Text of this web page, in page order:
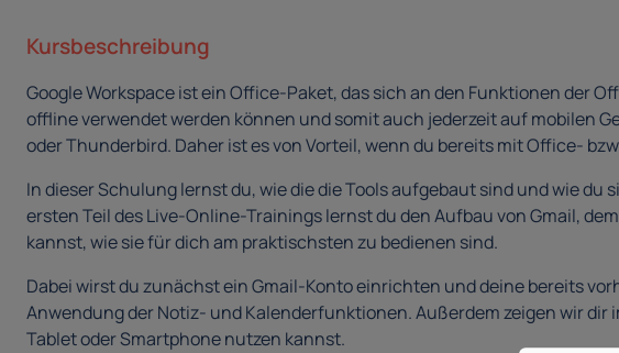
Kursbeschreibung
Google Workspace ist ein Office-Paket, das sich an den Funktionen der
offline verwendet werden können und somit auch jederzeit auf mobilen
oder Thunderbird. Daher ist es von Vorteil, wenn du bereits mit Office-
In dieser Schulung lernst du, wie die die Tools aufgebaut sind und wie
ersten Teil des Live-Online-Trainings lernst du den Aufbau von Gmail,
kannst, wie sie für dich am praktischsten zu bedienen sind.
Dabei wirst du zunächst ein Gmail-Konto einrichten und deine bereits
Anwendung der Notiz- und Kalenderfunktionen. Außerdem zeigen wir
Tablet oder Smartphone nutzen kannst.